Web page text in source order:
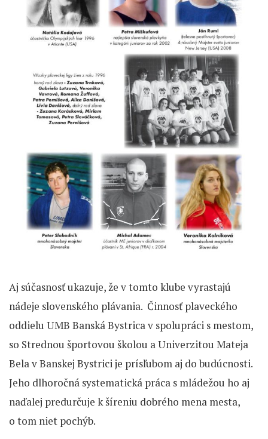
Aj súčasnosť ukazuje, že v tomto klube vyrastajú
nádeje slovenského plávania. Činnosť plaveckého
oddielu UMB Banská Bystrica v spolupráci s mestom,
so Strednou športovou školou a Univerzitou Mateja
Bela v Banskej Bystrici je prísľubom aj do budúcnosti.
Jeho dlhoročná systematická práca s mládežou ho aj
naďalej predurčuje k šíreniu dobrého mena mesta,
o tom niet pochýb.